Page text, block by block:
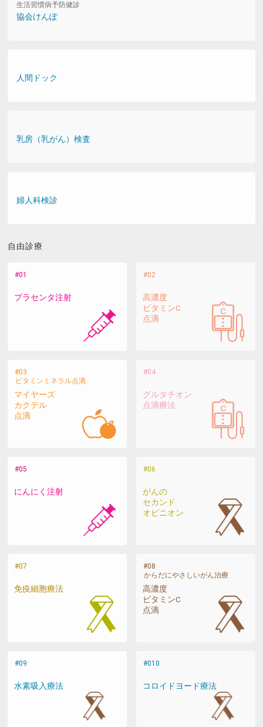
生活習慣病予防健診
協会けんぽ
人間ドック
乳房（乳がん）検査
婦人科検診
自由診療
プラセンタ注射
高濃度
ビタミンC
点滴
マイヤーズ
カクテル
点滴
ビタミンミネラル点滴
グルタチオン
点滴療法
にんにく注射
がんの
セカンド
オピニオン
免疫細胞療法
高濃度
ビタミンC
点滴
からだにやさしいがん治療
水素吸入療法 コロイドヨード療法